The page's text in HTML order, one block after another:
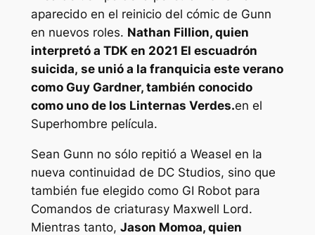
aparecido en el reinicio del cómic de Gunn
en nuevos roles. Nathan Fillion, quien
interpretó a TDK en 2021 El escuadrón
suicida, se unió a la franquicia este verano
como Guy Gardner, también conocido
como uno de los Linternas Verdes.en el
Superhombre película.
Sean Gunn no sólo repitió a Weasel en la
nueva continuidad de DC Studios, sino que
también fue elegido como GI Robot para
Comandos de criaturasy Maxwell Lord.
Mientras tanto, Jason Momoa, quien